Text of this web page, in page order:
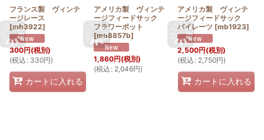
フランス製 ヴィンテ
ージレース
[mb3922]
300円(税別)
(税込 : 330円)
カートに入れる
アメリカ製 ヴィンテ
ージフィードサック
フラワーポット
[mb8857b]
1,860円(税別)
(税込 : 2,046円)
アメリカ製 ヴィンテ
ージフィードサック
パイレーツ [mb1923]
2,500円(税別)
(税込 : 2,750円)
カートに入れる